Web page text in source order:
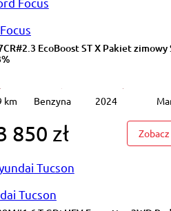
mHEV Titanium X DCT Pakiet
EcoBoost ST X Pakiet zimowy
km Benzyna 2024
850 zł
Tucson